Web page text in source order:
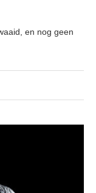
en nog geen